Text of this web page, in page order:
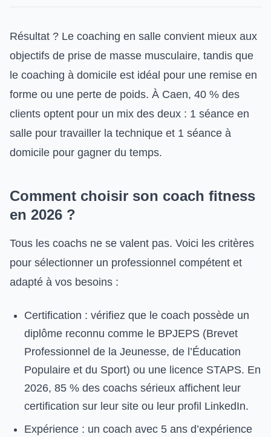
Résultat ? Le coaching en salle convient mieux aux
objectifs de prise de masse musculaire, tandis que
le coaching à domicile est idéal pour une remise en
forme ou une perte de poids. À Caen, 40 % des
clients optent pour un mix des deux : 1 séance en
salle pour travailler la technique et 1 séance à
domicile pour gagner du temps.
Comment choisir son coach fitness
en 2026 ?
Tous les coachs ne se valent pas. Voici les critères
pour sélectionner un professionnel compétent et
adapté à vos besoins :
Certification : vérifiez que le coach possède un
diplôme reconnu comme le BPJEPS (Brevet
Professionnel de la Jeunesse, de l’Éducation
Populaire et du Sport) ou une licence STAPS. En
2026, 85 % des coachs sérieux affichent leur
certification sur leur site ou leur profil LinkedIn.
Expérience : un coach avec 5 ans d’expérience